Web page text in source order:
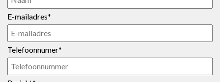
E-mailadres*
Telefoonnumer*